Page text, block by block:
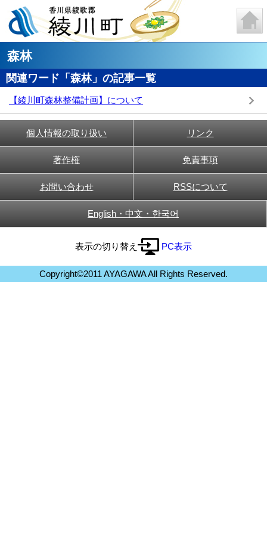
森林
関連ワード「森林」の記事一覧
【綾川町森林整備計画】について
個人情報の取り扱い リンク
著作権 免責事項
お問い合わせ RSSについて
English・中文・한국어
表示の切り替え PC表示
Copyright©2011 AYAGAWA All Rights Reserved.